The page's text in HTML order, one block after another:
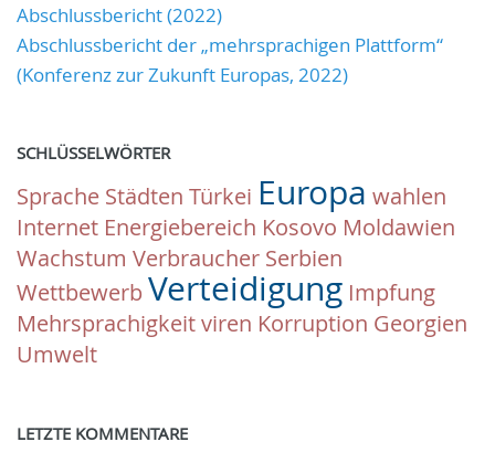
Abschlussbericht (2022)
Abschlussbericht der „mehrsprachigen Plattform“
(Konferenz zur Zukunft Europas, 2022)
SCHLÜSSELWÖRTER
Sprache Städten Türkei Europa wahlen
Internet Energiebereich Kosovo Moldawien
Wachstum Verbraucher Serbien
Wettbewerb Verteidigung Impfung
Mehrsprachigkeitviren Korruption Georgien
Umwelt
LETZTE KOMMENTARE